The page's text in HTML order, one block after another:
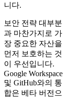
니다.
보안 전략 대부분
과 마찬가지로 가
장 중요한 자산을
먼저 보호하는 것
이 우선입니다.
Google Workspace
및 GitHub와의 통
합은 베타 버전으